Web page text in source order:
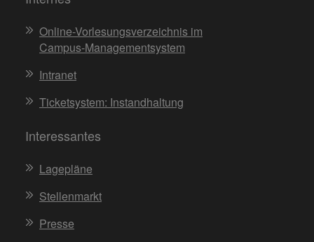
Online-Vorlesungsverzeichnis im
Campus-Managementsystem
Intranet
Ticketsystem: Instandhaltung
Interessantes
Lagepläne
Stellenmarkt
Presse